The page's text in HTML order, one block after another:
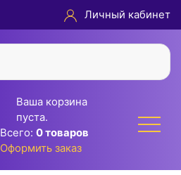
Личный кабинет
Ваша корзина
пуста.
Всего: 0 товаров
Оформить заказ